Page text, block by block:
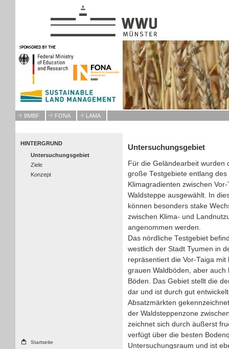
BMBF FONA
LAMA
HINTERGRUND
Untersuchungsgebiet
Ziele
Konzept
Startseite
Untersuchungsgebiet
Für die Geländearbeit wurden
große Testgebiete entlang des
Klimagradienten zwischen
Waldsteppe ausgewählt. In
können besonders stake
zwischen Klima- und
angenommen werden.
Das nördliche Testgebiet
westlich der Stadt Tyumen in
repräsentiert die Vor-Taiga
grauen Waldböden, aber
Böden. Das Gebiet stellt die
dar und ist durch gut
Absatzmärkten
der Waldsteppenzone
zeichnet sich durch äußerst
verfügt über die besten
Untersuchungsraum und ist